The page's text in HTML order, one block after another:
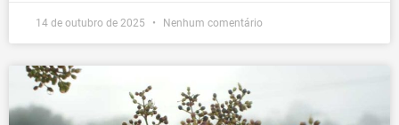
14 de outubro de 2025 Nenhum comentário